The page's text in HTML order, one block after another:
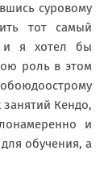
суровому
тот самый
и я хотел бы
роль в этом
Кендо,
и
обучения, а